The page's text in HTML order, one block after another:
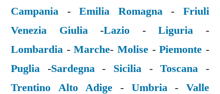
Campania -Emilia Romagna-Friuli
Venezia Giulia-Lazio -Liguria -
Lombardia -Marche-Molise -Piemonte -
Puglia -Sardegna- Sicilia -Toscana -
Trentino Alto Adige - Umbria-Valle